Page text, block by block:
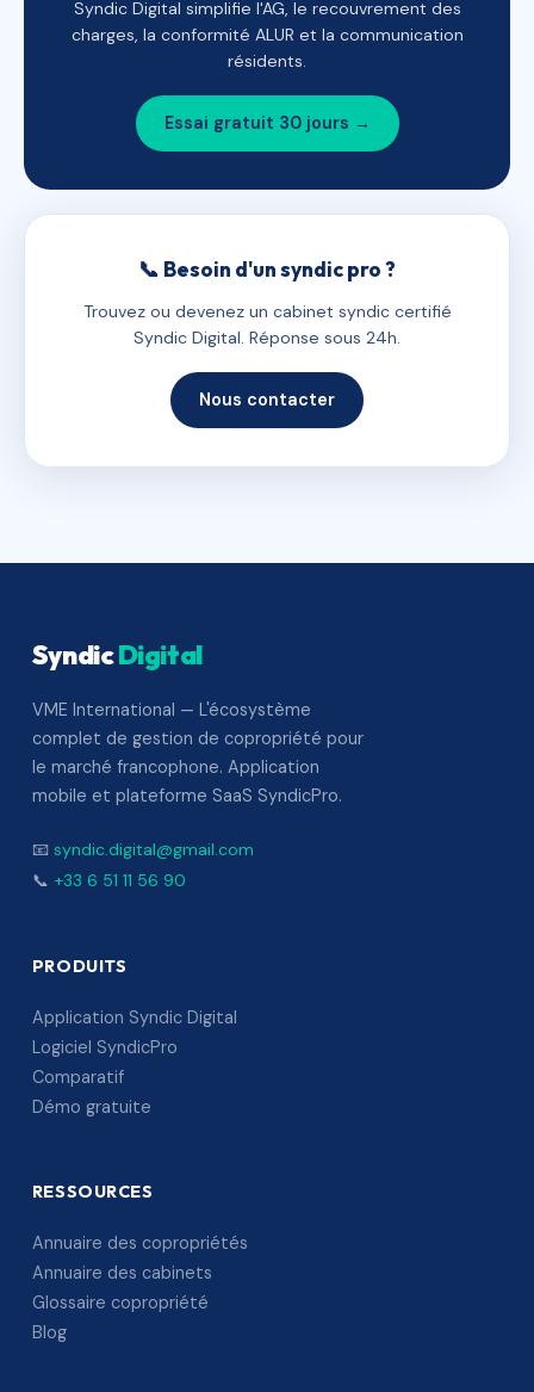
Syndic Digital simplifie l'AG, le recouvrement des
charges, la conformité ALUR et la communication
résidents.
Essai gratuit 30 jours →
📞 Besoin d'un syndic pro ?
Trouvez ou devenez un cabinet syndic certifié
Syndic Digital. Réponse sous 24h.
Nous contacter
SyndicDigital
VME International — L'écosystème
complet de gestion de copropriété pour
le marché francophone. Application
mobile et plateforme SaaS SyndicPro.
📧 syndic.digital@gmail.com
📞 +33 6 51 11 56 90
PRODUITS
Application Syndic Digital
Logiciel SyndicPro
Comparatif
Démo gratuite
RESSOURCES
Annuaire des copropriétés
Annuaire des cabinets
Glossaire copropriété
Blog